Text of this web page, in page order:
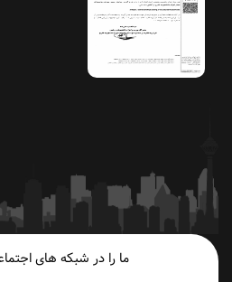
ما را در شبکه های